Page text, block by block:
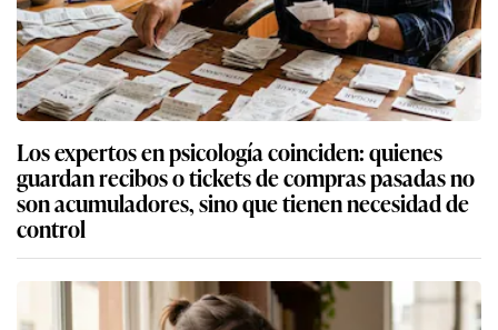
Los expertos en psicología coinciden: quienes
guardan recibos o tickets de compras pasadas no
son acumuladores, sino que tienen necesidad de
control